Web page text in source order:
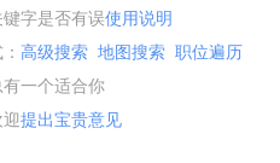
字是否有误使用说明
高级搜索 地图搜索 职位遍历
有一个适合你
提出宝贵意见